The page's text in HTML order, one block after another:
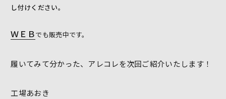
し付けください。
ＷＥＢでも販売中です。
履いてみて分かった、アレコレを次回ご紹介いたします！
工場あおき